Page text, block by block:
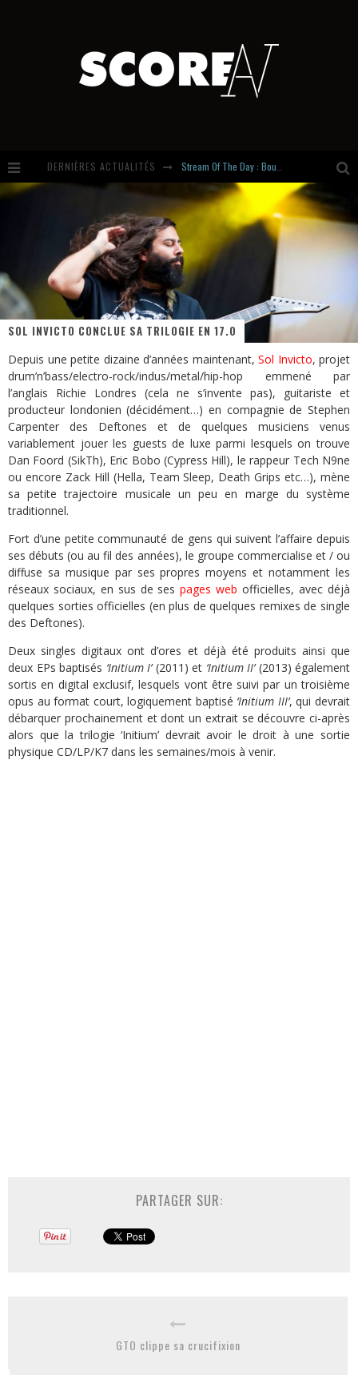
DERNIÈRES ACTUALITÉS
Russian Circles share « Empath » & « Eluvial » singles. Same Language. Different Damage.
Hardcore, Actually. Meet Cút Lộn
Introducing Newcomer : Gudewife
SOL INVICTO CONCLUE SA TRILOGIE EN 17.0
Depuis une petite dizaine d’années maintenant, Sol Invicto, projet
drum’n’bass/electro-rock/indus/metal/hip-hop emmené par
l’anglais Richie Londres (cela ne s’invente pas), guitariste et
producteur londonien (décidément…) en compagnie de Stephen
Carpenter des Deftones et de quelques musiciens venus
variablement jouer les guests de luxe parmi lesquels on trouve
Dan Foord (SikTh), Eric Bobo (Cypress Hill), le rappeur Tech N9ne
ou encore Zack Hill (Hella, Team Sleep, Death Grips etc…), mène
sa petite trajectoire musicale un peu en marge du système
traditionnel.
Fort d’une petite communauté de gens qui suivent l’affaire depuis
ses débuts (ou au fil des années), le groupe commercialise et / ou
diffuse sa musique par ses propres moyens et notamment les
réseaux sociaux, en sus de sespages web officielles, avec déjà
quelques sorties officielles (en plus de quelques remixes de single
des Deftones).
Deux singles digitaux ont d’ores et déjà été produits ainsi que
deux EPs baptisés ‘Initium I’(2011) et ‘Initium II’(2013) également
sortis en digital exclusif, lesquels vont être suivi par un troisième
opus au format court, logiquement baptisé ‘Initium III’, qui devrait
débarquer prochainement et dont un extrait se découvre ci-après
alors que la trilogie ‘Initium’ devrait avoir le droit à une sortie
physique CD/LP/K7 dans les semaines/mois à venir.
PARTAGER SUR:
GTO clippe sa crucifixion